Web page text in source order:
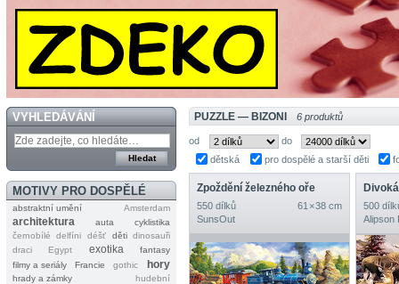
VYHLEDÁVÁNÍ
MOTIVY PRO DOSPĚLÉ
abstraktní umění Amsterdam
architektura auta
cyklistika
černobílé
delfíni déšť děti dinosauři
draci
Egypt exotika
fantasy
filmy a seriály
Francie gothic hory
hrady a zámky hudební
PUZZLE — BIZONI 6 produktů
od
do
dětská
pro dospělé a starší děti
Zpoždění železného oře
550 dílků
61 × 38 cm
SunsOut
500
Alipson